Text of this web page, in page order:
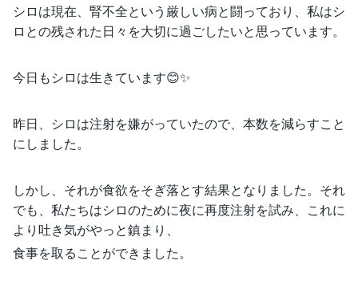
シロは現在、腎不全という厳しい病と闘っており、私はシ
ロとの残された日々を大切に過ごしたいと思っています。
今日もシロは生きています😊✨
昨日、シロは注射を嫌がっていたので、本数を減らすこと
にしました。
しかし、それが食欲をそぎ落とす結果となりました。それ
でも、私たちはシロのために夜に再度注射を試み、これに
より吐き気がやっと鎮まり、
食事を取ることができました。